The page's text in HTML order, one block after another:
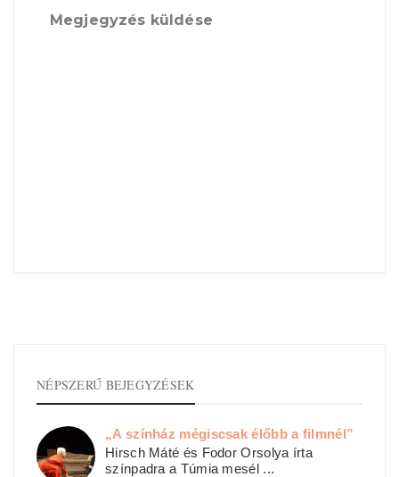
Megjegyzés küldése
NÉPSZERŰ BEJEGYZÉSEK
„A színház mégiscsak élőbb a filmnél”
Hirsch Máté és Fodor Orsolya írta
színpadra a Túmia mesél ...